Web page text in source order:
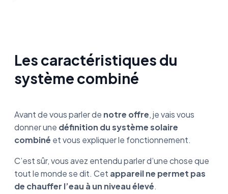
Les caractéristiques du
système combiné
Avant de vous parler de notre offre, je vais vous
donner une définition du système solaire
combiné et vous expliquer le fonctionnement.
C’est sûr, vous avez entendu parler d’une chose que
tout le monde se dit. Cet appareil ne permet pas
de chauffer l’eau à un niveau élevé.